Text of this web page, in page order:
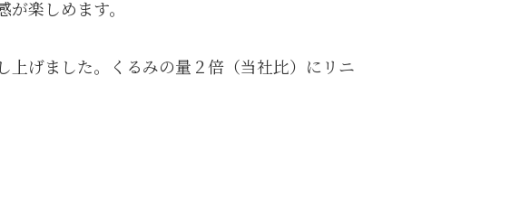
楽しめます。
上げました。くるみの量２倍（当社比）にリニ